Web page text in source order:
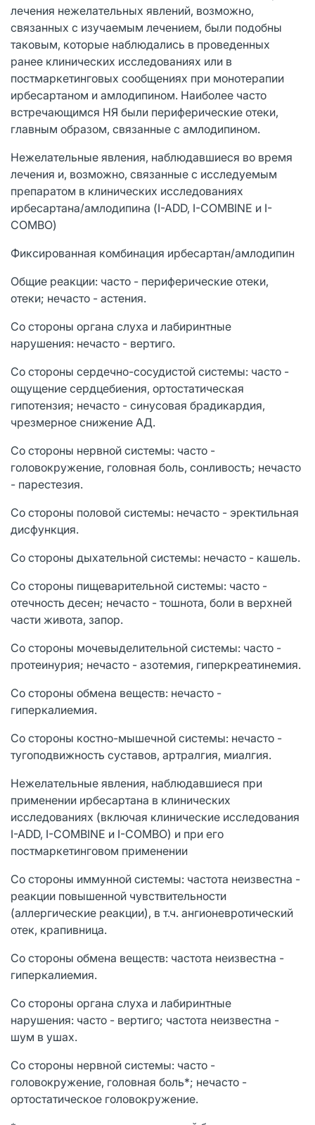
лечения нежелательных явлений, возможно,
связанных с изучаемым лечением, были подобны
таковым, которые наблюдались в проведенных
ранее клинических исследованиях или в
постмаркетинговых сообщениях при монотерапии
ирбесартаном и амлодипином. Наиболее часто
встречающимся НЯ были периферические отеки,
главным образом, связанные с амлодипином.
Нежелательные явления, наблюдавшиеся во время
лечения и, возможно, связанные с исследуемым
препаратом в клинических исследованиях
ирбесартана/амлодипина (I-ADD, I-COMBINE и I-
COMBO)
Фиксированная комбинация ирбесартан/амлодипин
Общие реакции: часто - периферические отеки,
отеки; нечасто - астения.
Со стороны органа слуха и лабиринтные
нарушения: нечасто - вертиго.
Со стороны сердечно-сосудистой системы: часто -
ощущение сердцебиения, ортостатическая
гипотензия; нечасто - синусовая брадикардия,
чрезмерное снижение АД.
Со стороны нервной системы: часто -
головокружение, головная боль, сонливость; нечасто
- парестезия.
Со стороны половой системы: нечасто - эректильная
дисфункция.
Со стороны дыхательной системы: нечасто - кашель.
Со стороны пищеварительной системы: часто -
отечность десен; нечасто - тошнота, боли в верхней
части живота, запор.
Со стороны мочевыделительной системы: часто -
протеинурия; нечасто - азотемия, гиперкреатинемия.
Со стороны обмена веществ: нечасто -
гиперкалиемия.
Со стороны костно-мышечной системы: нечасто -
тугоподвижность суставов, артралгия, миалгия.
Нежелательные явления, наблюдавшиеся при
применении ирбесартана в клинических
исследованиях (включая клинические исследования
I-ADD, I-COMBINE и I-COMBO) и при его
постмаркетинговом применении
Со стороны иммунной системы: частота неизвестна -
реакции повышенной чувствительности
(аллергические реакции), в т.ч. ангионевротический
отек, крапивница.
Со стороны обмена веществ: частота неизвестна -
гиперкалиемия.
Со стороны органа слуха и лабиринтные
нарушения: часто - вертиго; частота неизвестна -
шум в ушах.
Со стороны нервной системы: часто -
головокружение, головная боль*; нечасто -
ортостатическое головокружение.